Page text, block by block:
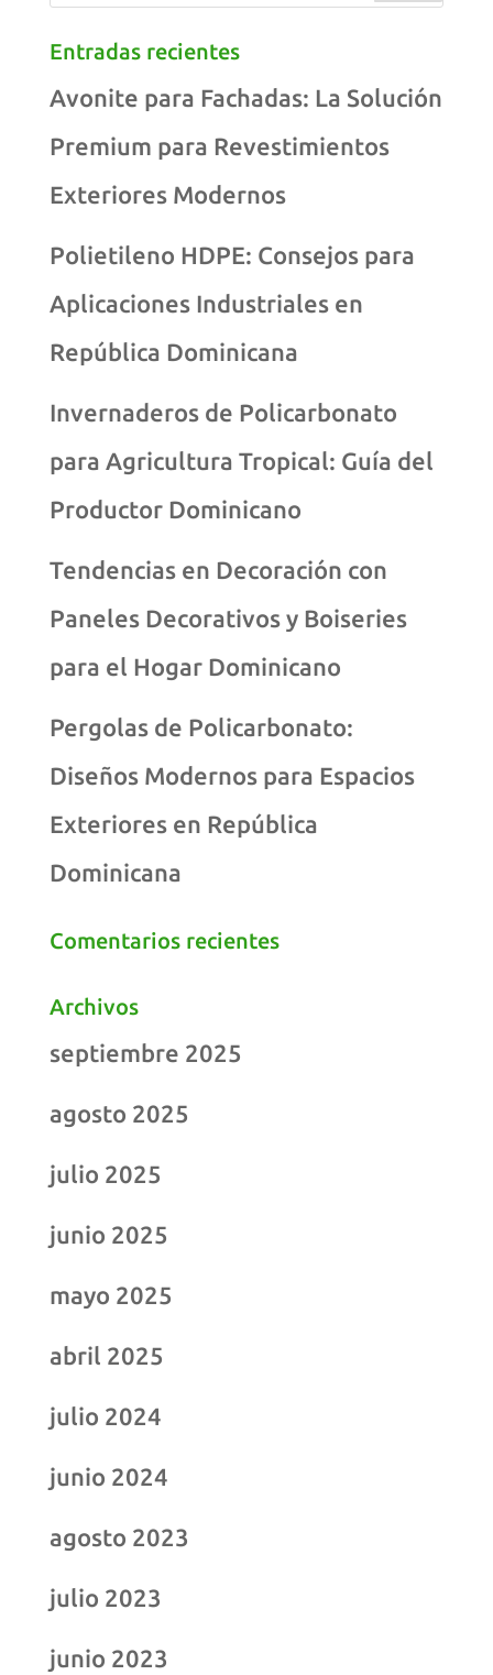
Entradas recientes
Avonite para Fachadas: La Solución
Premium para Revestimientos
Exteriores Modernos
Polietileno HDPE: Consejos para
Aplicaciones Industriales en
República Dominicana
Invernaderos de Policarbonato
para Agricultura Tropical: Guía del
Productor Dominicano
Tendencias en Decoración con
Paneles Decorativos y Boiseries
para el Hogar Dominicano
Pergolas de Policarbonato:
Diseños Modernos para Espacios
Exteriores en República
Dominicana
Comentarios recientes
Archivos
septiembre 2025
agosto 2025
julio 2025
junio 2025
mayo 2025
abril 2025
julio 2024
junio 2024
agosto 2023
julio 2023
junio 2023